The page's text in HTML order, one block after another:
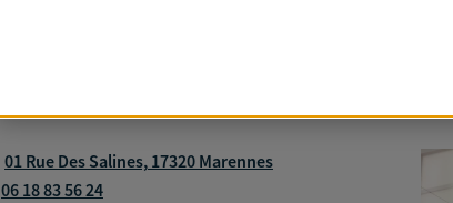
01 Rue Des Salines, 17320 Marennes
06 18 83 56 24